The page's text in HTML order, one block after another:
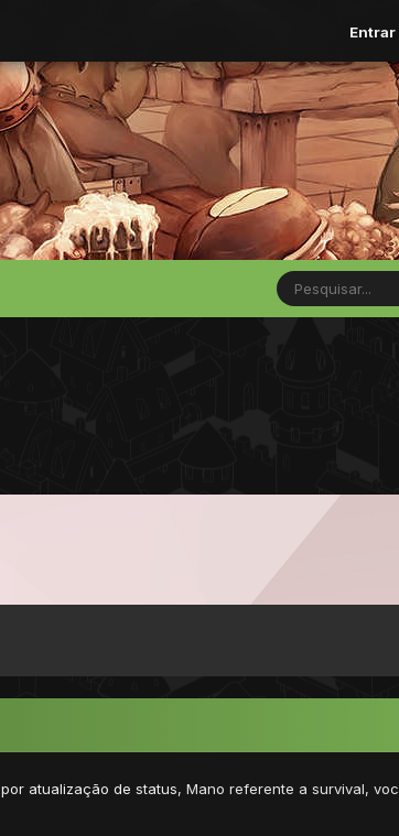
Entrar
por atualização de status, Mano referente a survival, voc